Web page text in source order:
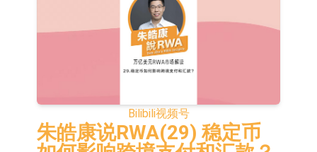
(08611.HK)跌21.01%
技(02261.HK)涨+75.05%，辰兴发展
(02286.HK)涨+64.91%
神火股份：新疆神火铝水转化率已
【异动股】焦炭Ⅲ板块下挫，陕西黑
猫(601015.CN)跌8.38%
【异动股】医疗研发外包板块拉升，
限公司正在开展增资对价的支付
新莱应材：受益于半导体国产替代提
Bilibili视频号
朱皓康说RWA(29) 稳定币